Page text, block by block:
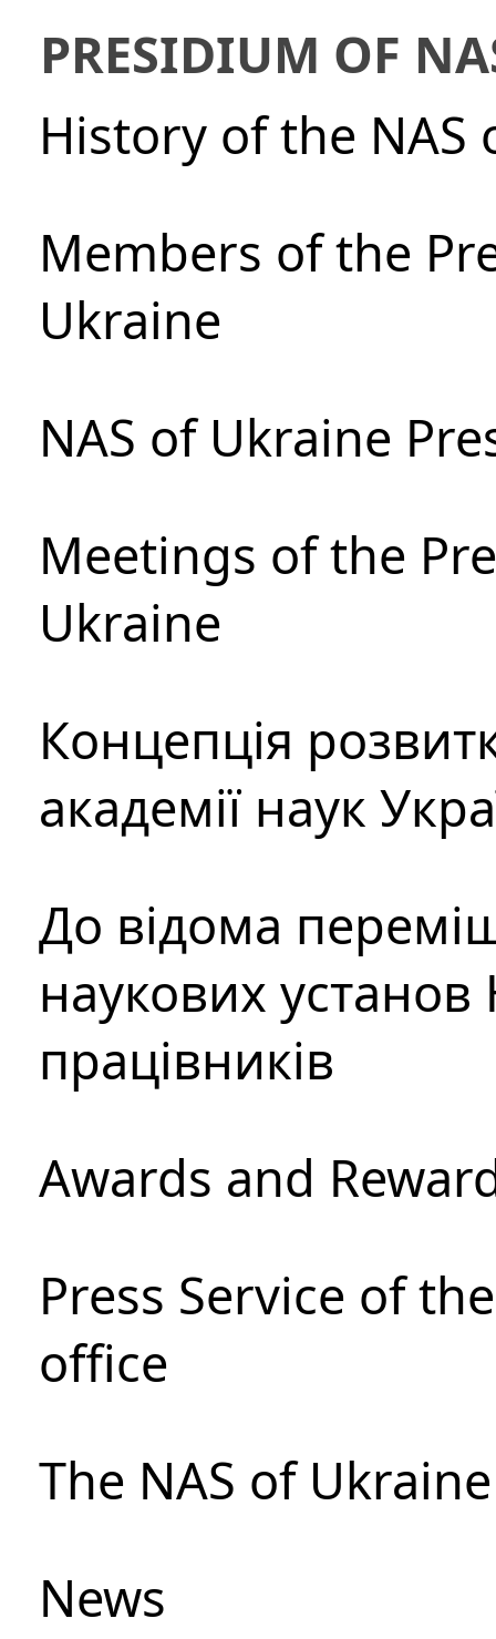
PRESIDIUM OF
History of the NAS
Members of the
Ukraine
NAS of Ukraine
Meetings of the
Ukraine
Концепція
академії наук
До відома
наукових установ
працівників
Awards and
Press Service of
office
The NAS of
News